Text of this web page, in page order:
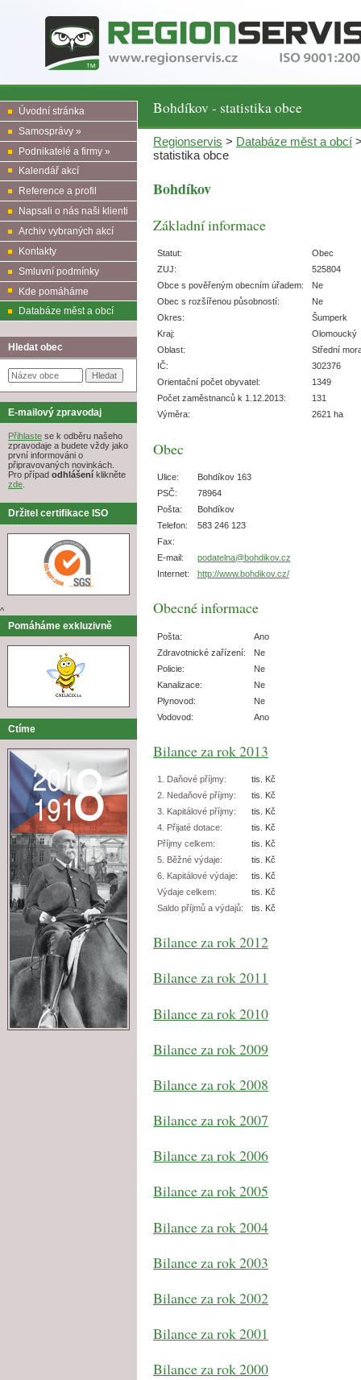
Bohdíkov - statistika obce
Úvodní stránka
Samosprávy »
Podnikatelé a firmy »
Kalendář akcí
Reference a profil
Napsali o nás naši klienti
Archiv vybraných akcí
Kontakty
Smluvní podmínky
Kde pomáháme
Databáze měst a obcí
Hledat obec
E-mailový zpravodaj
Přihlaste se k odběru našeho
zpravodaje a budete vždy jako
první informováni o
připravovaných novinkách.
Pro případ odhlášení klikněte
zde.
Držitel certifikace ISO
^
Pomáháme exkluzivně
Ctíme
Regionservis > Databáze měst a obcí
statistika obce
Bohdíkov
Základní informace
Statut:
Obec
ZUJ:
525804
Obce s pověřeným obecním úřadem:
Ne
Obec s rozšířenou působností:
Ne
Okres:
Šumperk
Kraj:
Olomoucký
Oblast:
Střední
IČ:
302376
Orientační počet obyvatel:
1349
Počet zaměstnanců k 1.12.2013:
131
Výměra:
2621 ha
Obec
Ulice:
Bohdíkov 163
PSČ:
78964
Pošta:
Bohdíkov
Telefon:
583 246 123
Fax:
E-mail:
podatelna@bohdikov.cz
Internet:
http://www.bohdikov.cz/
Obecné informace
Pošta:
Ano
Zdravotnické zařízení:
Ne
Policie:
Ne
Kanalizace:
Ne
Plynovod:
Ne
Vodovod:
Ano
Bilance za rok 2013
1. Daňové příjmy:
tis. Kč
2. Nedaňové příjmy:
tis. Kč
3. Kapitálové příjmy:
tis. Kč
4. Přijaté dotace:
tis. Kč
Příjmy celkem:
tis. Kč
5. Běžné výdaje:
tis. Kč
6. Kapitálové výdaje:
tis. Kč
Výdaje celkem:
tis. Kč
Saldo příjmů a výdajů:
tis. Kč
Bilance za rok 2012
Bilance za rok 2011
Bilance za rok 2010
Bilance za rok 2009
Bilance za rok 2008
Bilance za rok 2007
Bilance za rok 2006
Bilance za rok 2005
Bilance za rok 2004
Bilance za rok 2003
Bilance za rok 2002
Bilance za rok 2001
Bilance za rok 2000